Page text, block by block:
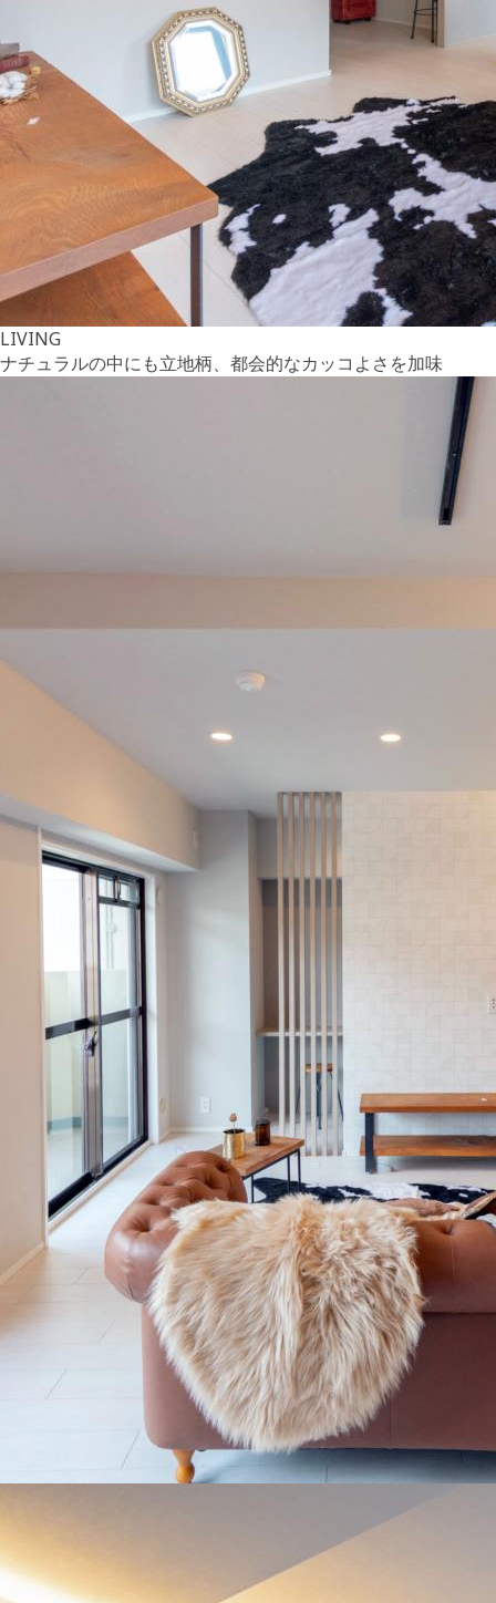
LIVING
ナチュラルの中にも立地柄、都会的なカッコよさを加味